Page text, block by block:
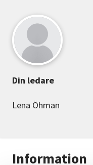
Information
Din ledare
Lena Öhman